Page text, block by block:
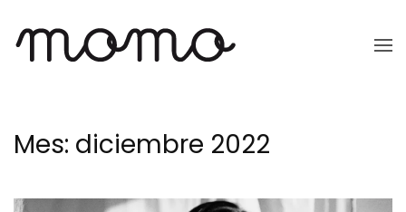
Ir
Mes: diciembre 2022